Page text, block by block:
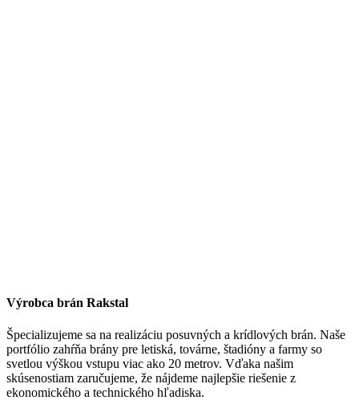
Výrobca brán Rakstal
Špecializujeme sa na realizáciu posuvných a krídlových brán. Naše
portfólio zahŕňa brány pre letiská, továrne, štadióny a farmy so
svetlou výškou vstupu viac ako 20 metrov. Vďaka našim
skúsenostiam zaručujeme, že nájdeme najlepšie riešenie z
ekonomického a technického hľadiska.